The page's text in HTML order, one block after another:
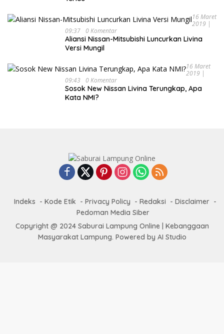
16 Maret
2019 |
09:37 0 Komentar
Aliansi Nissan-Mitsubishi Luncurkan Livina
Versi Mungil
16 Maret
2019 |
09:43
0 Komentar
Sosok New Nissan Livina Terungkap, Apa
Kata NMI?
Indeks Kode Etik Privacy Policy Redaksi
Disclaimer
Pedoman Media Siber
Copyright @ 2024 Saburai Lampung Online | Kebanggaan
Masyarakat Lampung. Powered by AI Studio